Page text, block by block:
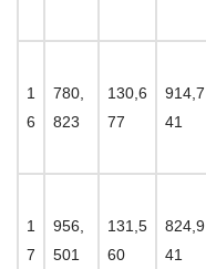
1
6
780,
823
130,6
77
914,7
41
1
7
956,
501
131,5
60
824,9
41